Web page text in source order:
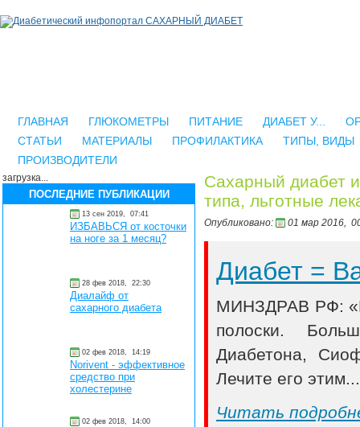
ГЛАВНАЯ ГЛЮКОМЕТРЫ ПИТАНИЕ ДИАБЕТ У...
СТАТЬИ
МАТЕРИАЛЫ ПРОФИЛАКТИКА
ТИПЫ, ВИДЫ
ПРОИЗВОДИТЕЛИ
загрузка...
ПОСЛЕДНИЕ ПУБЛИКАЦИИ
13 сен 2019, 07:41
ИЗБАВЬСЯ от косточки
на ноге за 1 месяц?
28 фев 2018, 22:30
Диалайф от
сахарного диабета
02 фев 2018, 14:19
Norivent - эффективное
средство при
холестерине
02 фев 2018, 14:00
Сахарный диабет
типа, льготные
Опубликовано: 01 мар 2016,
Диабет =
МИНЗДРАВ РФ:
полоски.
Диабетона,
Лечите его
Читать